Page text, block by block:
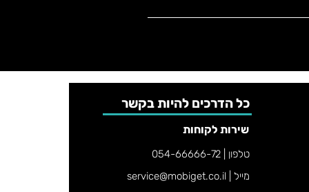
ועמידות לטווח ארוך.
כל הדרכים להיות בקשר
שירות לקוחות
טלפון | 054-66666-72
מייל |service@mobiget.co.il